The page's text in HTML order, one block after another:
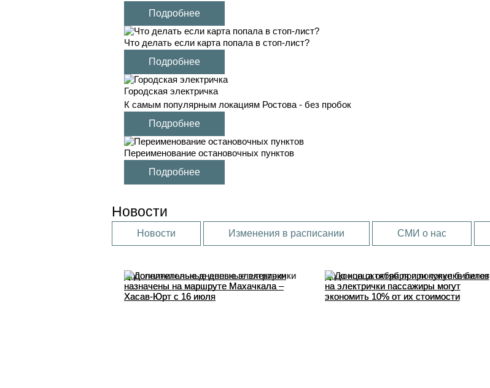
Подробнее
Что делать если карта попала в стоп-лист?
Подробнее
Городская электричка
К самым популярным локациям Ростова - без пробок
Подробнее
Переименование остановочных пунктов
Подробнее
Новости
Новости Изменения в расписании СМИ о нас
Дополнительные дневные электрички
назначены на маршруте Махачкала –
Хасав-Юрт с 16 июля
До конца октября при покупке билетов
на электрички пассажиры могут
экономить 10% от их стоимости